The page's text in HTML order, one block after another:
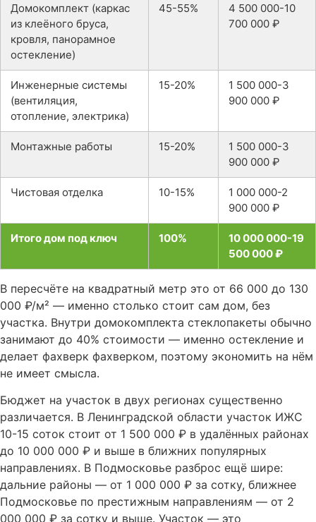
Домокомплект (каркас
из клеёного бруса,
кровля, панорамное
остекление)
45-55%
4 500 000-10
700 000 ₽
Инженерные системы
(вентиляция,
отопление, электрика)
15-20%
1 500 000-3
900 000 ₽
Монтажные работы 15-20%
1 500 000-3
900 000 ₽
Чистовая отделка 10-15%
1 000 000-2
900 000 ₽
Итого дом под ключ 100%
10 000 000-19
500 000 ₽
В пересчёте на квадратный метр это от 66 000 до 130
000 ₽/м² — именно столько стоит сам дом, без
участка. Внутри домокомплекта стеклопакеты обычно
занимают до 40% стоимости — именно остекление и
делает фахверк фахверком, поэтому экономить на нём
не имеет смысла.
Бюджет на участок в двух регионах существенно
различается. В Ленинградской области участок ИЖС
10-15 соток стоит от 1 500 000 ₽ в удалённых районах
до 10 000 000 ₽ и выше в ближних популярных
направлениях. В Подмосковье разброс ещё шире:
дальние районы — от 1 000 000 ₽ за сотку, ближнее
Подмосковье по престижным направлениям — от 2
000 000 ₽ за сотку и выше. Участок — это